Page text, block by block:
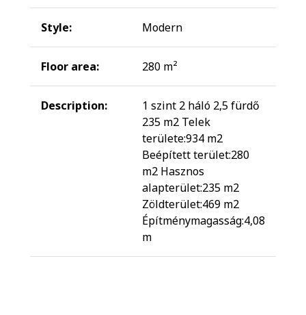
Style: Modern
Floor area: 280 m²
Description:
1 szint 2 háló 2,5 fürdő
235 m2 Telek
területe:934 m2
Beépített terület:280
m2 Hasznos
alapterület:235 m2
Zöldterület:469 m2
Építménymagasság:4,08
m